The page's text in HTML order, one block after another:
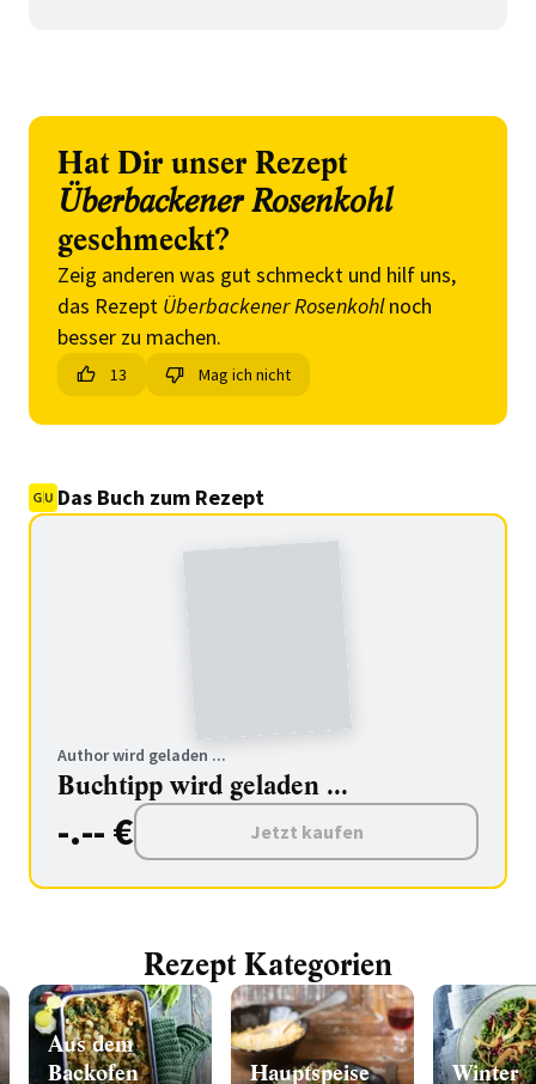
Hat Dir unser Rezept
Überbackener Rosenkohl
geschmeckt?
Zeig anderen was gut schmeckt und hilf uns,
das Rezept Überbackener Rosenkohlnoch
besser zu machen.
13 Mag ich nicht
Das Buch zum Rezept
Author wird geladen ...
Buchtipp wird geladen ...
-.-- € Jetzt kaufen
Rezept Kategorien
Aus dem
Backofen
Hauptspeise Winter